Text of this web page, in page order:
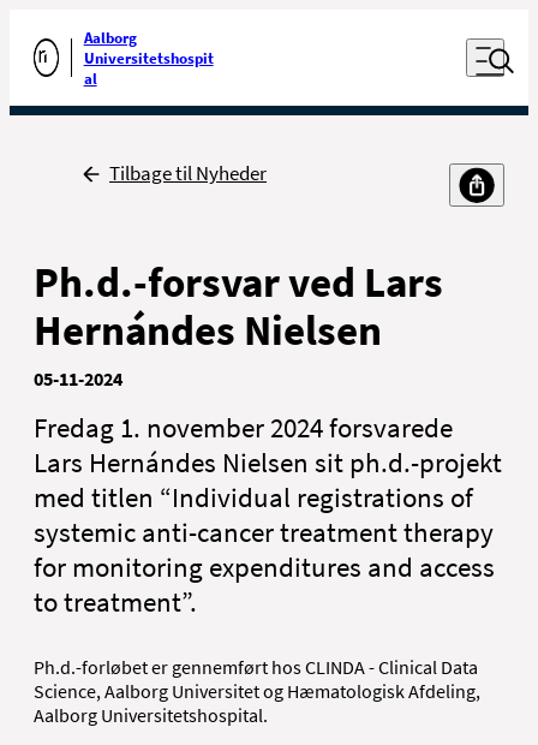
Gå til forsiden
Aalborg
Universitetshospit
al
Åben
Udfør søgning
Tilbage
Tilbage til Nyheder
Ph.d.-forsvar ved Lars
Hernándes Nielsen
05-11-2024
Fredag 1. november 2024 forsvarede
Lars Hernándes Nielsen sit ph.d.-projekt
med titlen “Individual registrations of
systemic anti-cancer treatment therapy
for monitoring expenditures and access
to treatment”.
Ph.d.-forløbet er gennemført hos CLINDA - Clinical Data
Science, Aalborg Universitet og Hæmatologisk Afdeling,
Aalborg Universitetshospital.